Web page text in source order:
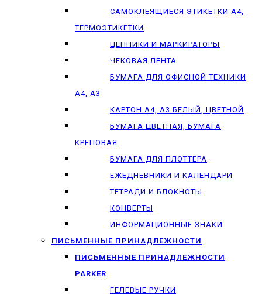
САМОКЛЕЯЩИЕСЯ ЭТИКЕТКИ А4,
ТЕРМОЭТИКЕТКИ
ЦЕННИКИ И МАРКИРАТОРЫ
ЧЕКОВАЯ ЛЕНТА
БУМАГА ДЛЯ ОФИСНОЙ ТЕХНИКИ
А4, А3
КАРТОН А4, А3 БЕЛЫЙ, ЦВЕТНОЙ
БУМАГА ЦВЕТНАЯ, БУМАГА
КРЕПОВАЯ
БУМАГА ДЛЯ ПЛОТТЕРА
ЕЖЕДНЕВНИКИ И КАЛЕНДАРИ
ТЕТРАДИ И БЛОКНОТЫ
КОНВЕРТЫ
ИНФОРМАЦИОННЫЕ ЗНАКИ
ПИСЬМЕННЫЕ ПРИНАДЛЕЖНОСТИ
ПИСЬМЕННЫЕ ПРИНАДЛЕЖНОСТИ
PARKER
ГЕЛЕВЫЕ РУЧКИ